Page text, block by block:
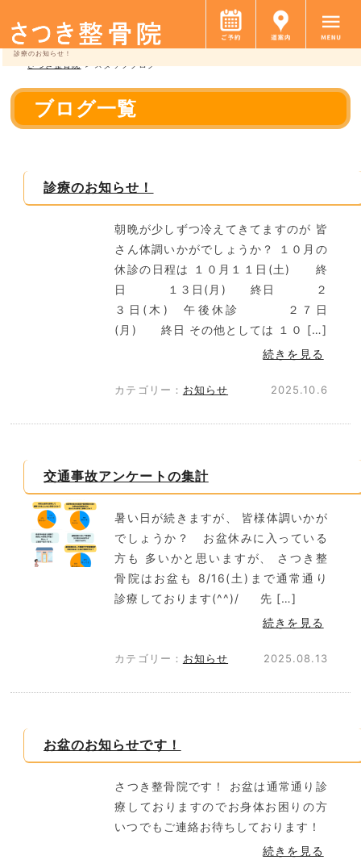
診療のお知らせ！
さつき整骨院>スタッフブログ
ブログ一覧
診療のお知らせ！
朝晩が少しずつ冷えてきてますのが 皆
さん体調いかがでしょうか？ １０月の
休診の日程は １０月１１日(土) 終
日 １３日(月) 終日 ２
３日(木) 午後休診 ２７日
(月) 終日 その他としては １０ […]
続きを見る
2025.10.6
カテゴリー： お知らせ
交通事故アンケートの集計
暑い日が続きますが、 皆様体調いかが
でしょうか？ お盆休みに入っている
方も 多いかと思いますが、 さつき整
骨院はお盆も 8/16(土)まで通常通り
診療しております(^^)/ 先 […]
続きを見る
2025.08.13
カテゴリー： お知らせ
お盆のお知らせです！
さつき整骨院です！ お盆は通常通り診
療しておりますのでお身体お困りの方
いつでもご連絡お待ちしております！
続きを見る